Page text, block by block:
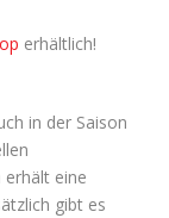
erhältlich!
in der Saison
erhält eine
gibt es